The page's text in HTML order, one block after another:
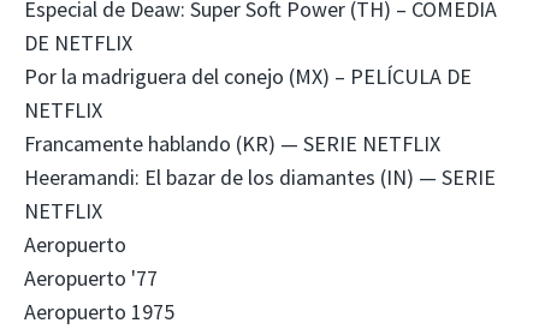
Especial de Deaw: Super Soft Power (TH) – COMEDIA
DE NETFLIX
Por la madriguera del conejo (MX) – PELÍCULA DE
NETFLIX
Francamente hablando (KR) — SERIE NETFLIX
Heeramandi: El bazar de los diamantes (IN) — SERIE
NETFLIX
Aeropuerto
Aeropuerto '77
Aeropuerto 1975